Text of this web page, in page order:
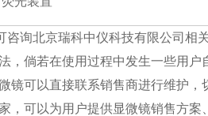
询北京瑞科中仪科技有限公司相关
倘若在使用过程中发生一些用户
可以直接联系销售商进行维护，
，可以为用户提供显微镜销售方案